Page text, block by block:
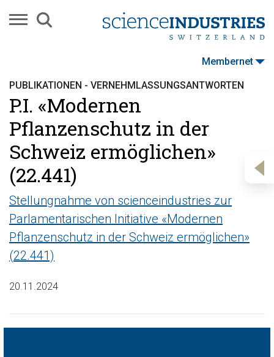
Membernet
PUBLIKATIONEN - VERNEHMLASSUNGSANTWORTEN
P.I. «Modernen
Pflanzenschutz in der
Schweiz ermöglichen»
(22.441)
Stellungnahme von scienceindustries zur
Parlamentarischen Initiative «Modernen
Pflanzenschutz in der Schweiz ermöglichen»
(22.441)
20.11.2024